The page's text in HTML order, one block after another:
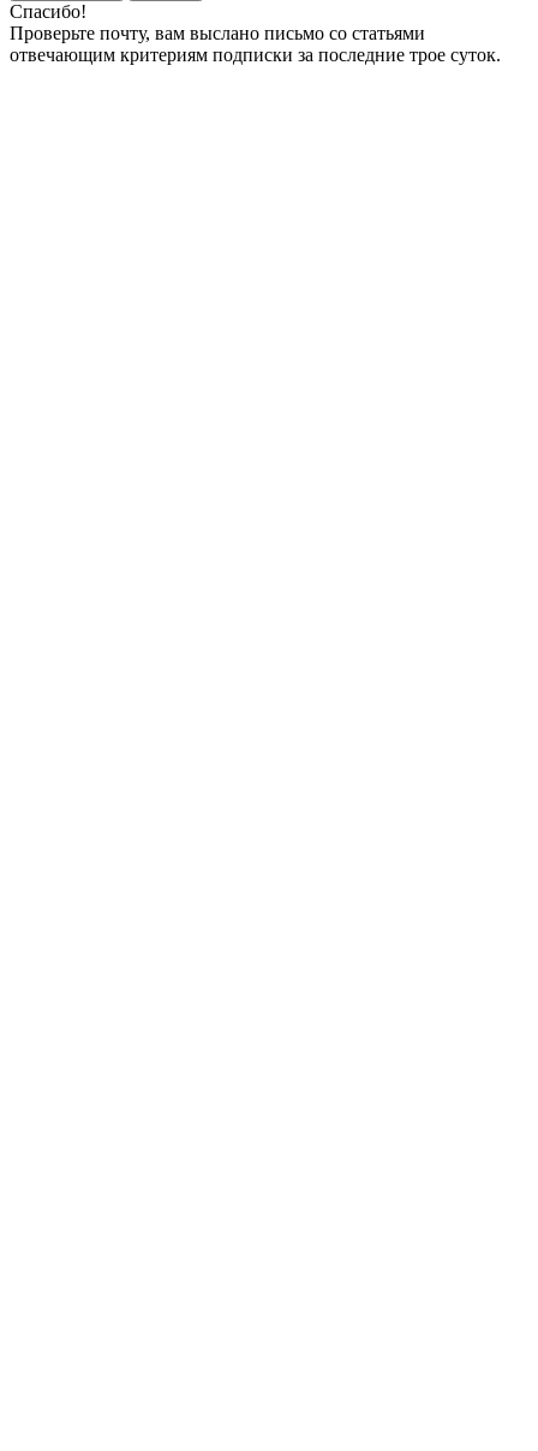
Спасибо!
Проверьте почту, вам выслано письмо со статьями
отвечающим критериям подписки за последние трое суток.